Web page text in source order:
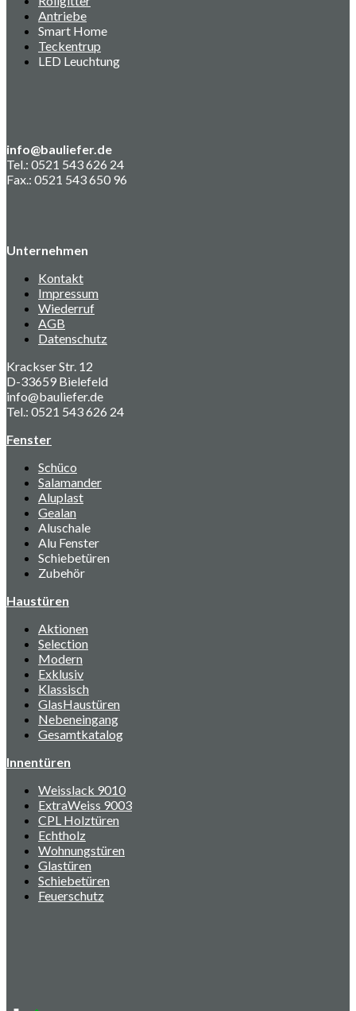
Antriebe
Smart Home
Teckentrup
LED Leuchtung
info@bauliefer.de
Tel.: 0521 543 626 24
Fax.: 0521 543 650 96
Unternehmen
Kontakt
Impressum
Wiederruf
AGB
Datenschutz
Krackser Str. 12
D-33659 Bielefeld
info@bauliefer.de
Tel.: 0521 543 626 24
Fenster
Schüco
Salamander
Aluplast
Gealan
Aluschale
Alu Fenster
Schiebetüren
Zubehör
Haustüren
Aktionen
Selection
Modern
Exklusiv
Klassisch
GlasHaustüren
Nebeneingang
Gesamtkatalog
Innentüren
Weisslack 9010
ExtraWeiss 9003
CPL Holztüren
Echtholz
Wohnungstüren
Glastüren
Schiebetüren
Feuerschutz